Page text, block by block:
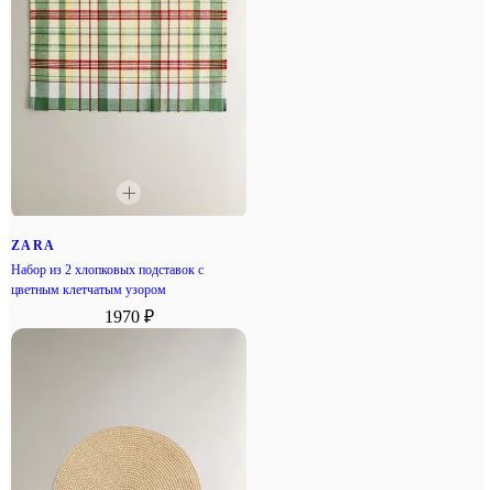
ZARA
Набор из 2 хлопковых подставок с
цветным клетчатым узором
1970 ₽